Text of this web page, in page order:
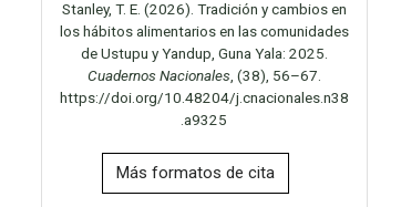
Stanley, T. E. (2026). Tradición y cambios en
los hábitos alimentarios en las comunidades
de Ustupu y Yandup, Guna Yala: 2025.
Cuadernos Nacionales, (38), 56–67.
https://doi.org/10.48204/j.cnacionales.n38
.a9325
Más formatos de cita